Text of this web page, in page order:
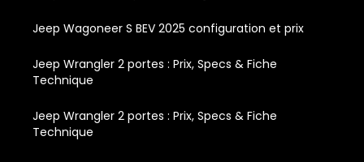
Jeep Wagoneer S BEV 2025 configuration et prix
Jeep Wrangler 2 portes : Prix, Specs & Fiche
Technique
Jeep Wrangler 2 portes : Prix, Specs & Fiche
Technique